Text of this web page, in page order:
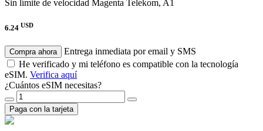
Sin límite de velocidad Magenta Telekom, A1
6.24 USD
Compra ahora
Entrega inmediata por email y SMS
He verificado y mi teléfono es compatible con la tecnología
eSIM. Verifica aquí
¿Cuántos eSIM necesitas?
Paga con la tarjeta